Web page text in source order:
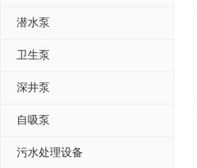
潜水泵
卫生泵
深井泵
自吸泵
污水处理设备